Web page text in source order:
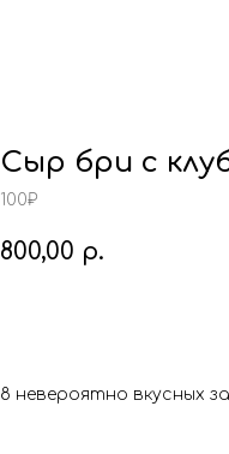
Сыр бри с
100₽
800,00 р.
8 невероятно вкусных